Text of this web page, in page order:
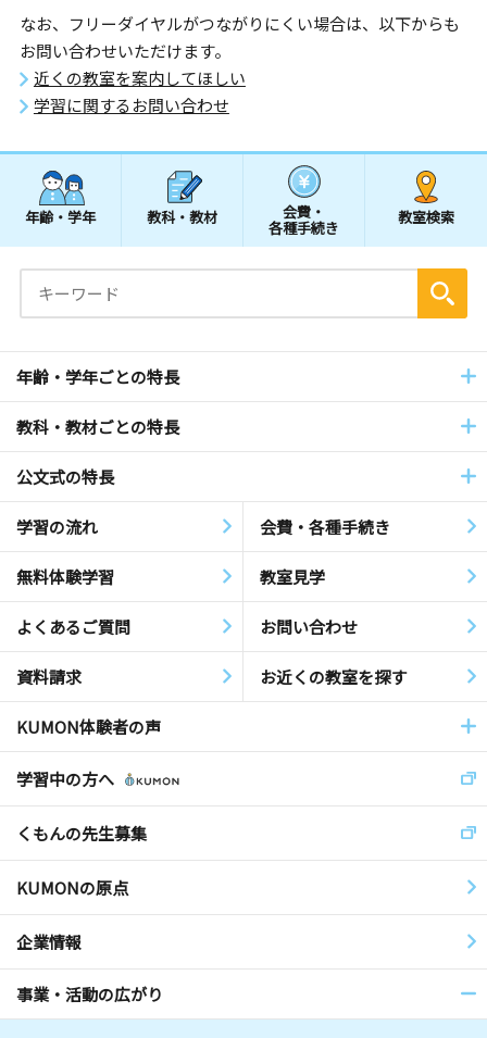
なお、フリーダイヤルがつながりにくい場合は、以下からも
お問い合わせいただけます。
近くの教室を案内してほしい
学習に関するお問い合わせ
年齢・学年 教科・教材 会費・
各種手続き
教室検索
年齢・学年ごとの特長
教科・教材ごとの特長
公文式の特長
学習の流れ 会費・各種手続き
無料体験学習 教室見学
よくあるご質問 お問い合わせ
資料請求 お近くの教室を探す
KUMON体験者の声
学習中の方へ
くもんの先生募集
KUMONの原点
企業情報
事業・活動の広がり